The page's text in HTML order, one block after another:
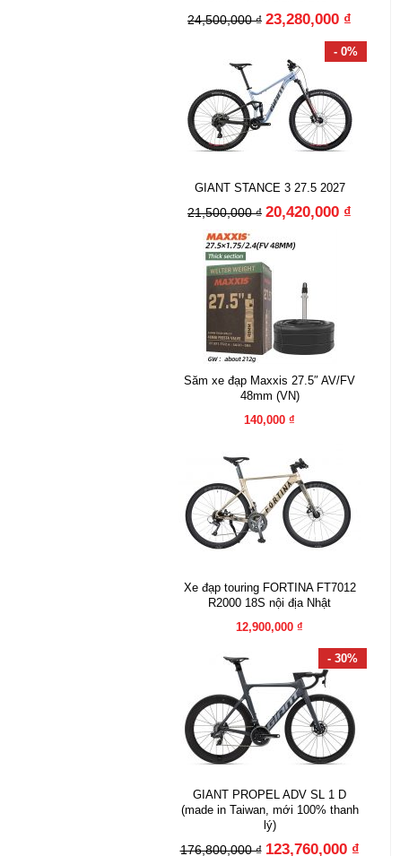
24,500,000 ₫ 23,280,000 ₫
- 0%
GIANT STANCE 3 27.5 2027
21,500,000 ₫ 20,420,000 ₫
Săm xe đạp Maxxis 27.5″ AV/FV
48mm (VN)
140,000 ₫
Xe đạp touring FORTINA FT7012
R2000 18S nội địa Nhật
12,900,000 ₫
- 30%
GIANT PROPEL ADV SL 1 D
(made in Taiwan, mới 100% thanh
lý)
176,800,000 ₫ 123,760,000 ₫